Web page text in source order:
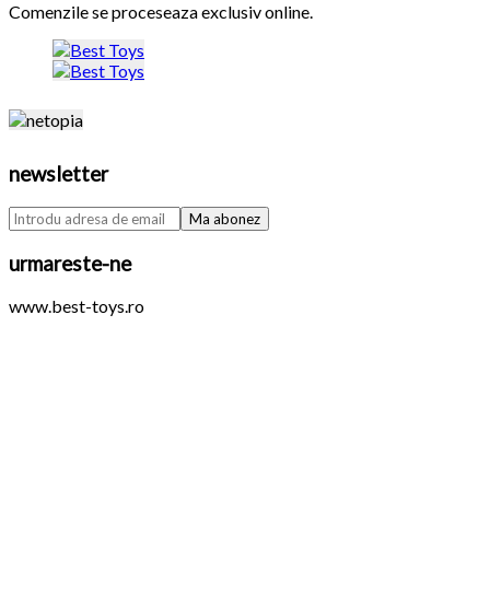
Comenzile se proceseaza exclusiv online.
newsletter
urmareste-ne
www.best-toys.ro